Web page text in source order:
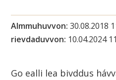
h
k
a
Almmuhuvvon 30.08.2018
rievdaduvvon 10.04.2024
Go ealli lea bivddus